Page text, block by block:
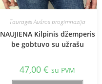
Tauragės Aušros progimnazija
NAUJIENA Kilpinis džemperis
be gobtuvo su užrašu
47,00 € su PVM